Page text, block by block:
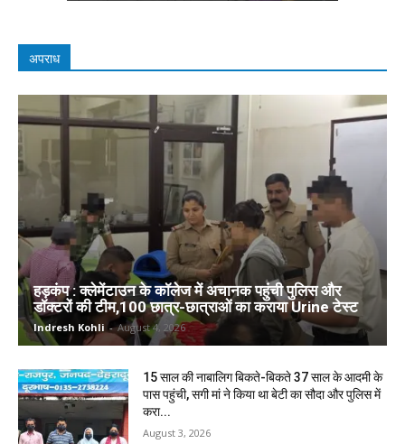
अपराध
हड़कंप : क्लेमेंटाउन के कॉलेज में अचानक पहुंची पुलिस और
डॉक्टरों की टीम,100 छात्र-छात्राओं का कराया Urine टेस्ट
Indresh Kohli - August 4, 2026
15 साल की नाबालिग बिकते-बिकते 37 साल के आदमी के
पास पहुंची, सगी मां ने किया था बेटी का सौदा और पुलिस में
करा...
August 3, 2026